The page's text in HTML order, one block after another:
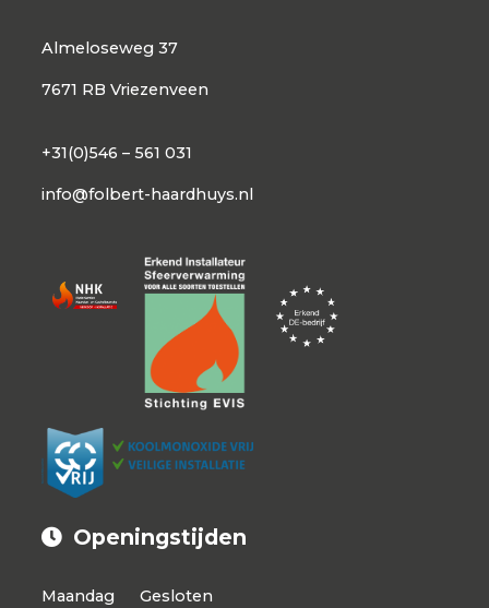
Almeloseweg 37
7671 RB Vriezenveen
+31(0)546 – 561 031
info@folbert-haardhuys.nl
Openingstijden
Maandag Gesloten